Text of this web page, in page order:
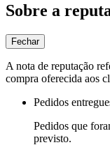
Sobre a
Fechar
A nota de reputação
compra oferecida aos
Pedidos
Pedidos que
previsto.